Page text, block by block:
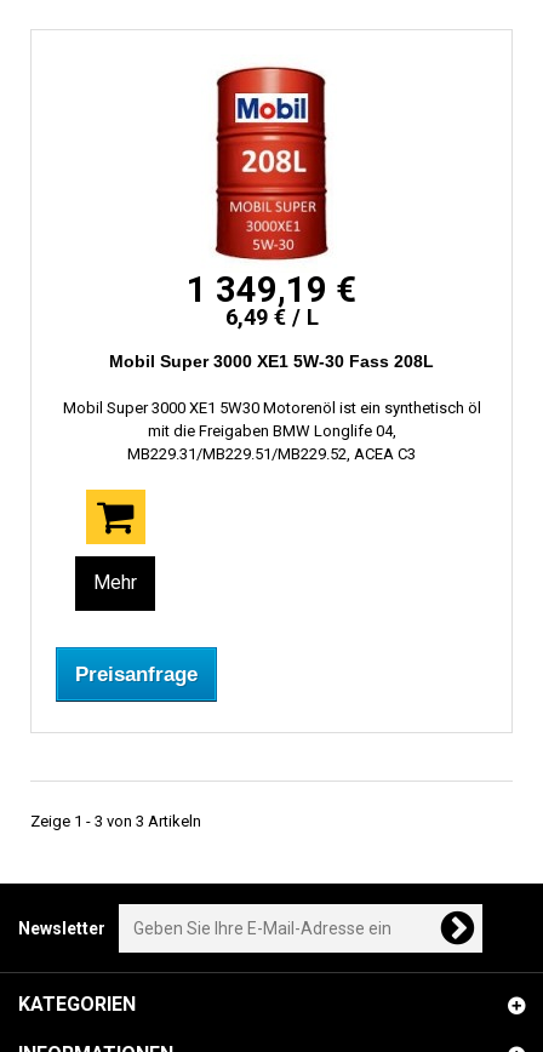
1 349,19 €
6,49 € / L
Mobil Super 3000 XE1 5W-30 Fass 208L
Mobil Super 3000 XE1 5W30 Motorenöl ist ein synthetisch öl
mit die Freigaben BMW Longlife 04,
MB229.31/MB229.51/MB229.52, ACEA C3
Mehr
Preisanfrage
Zeige 1 - 3 von 3 Artikeln
Newsletter
KATEGORIEN